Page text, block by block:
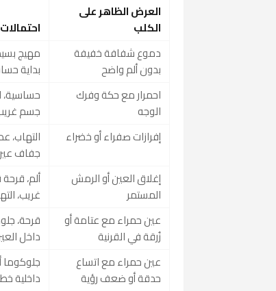
العرض الظاهر على
الكلب
دموع شفافة خفيفة
بدون ألم واضح
مهيج
بداية
احمرار مع حكة وفرك
الوجه
حساسية،
جسم
إفرازات صفراء أو خضراء
التهاب،
جفاف
إغلاق العين أو الرمش
المستمر
ألم،
غريب،
عين حمراء مع عتامة أو
زُرقة في القرنية
قرحة،
داخل
عين حمراء مع اتساع
حدقة أو ضعف رؤية
داخلية